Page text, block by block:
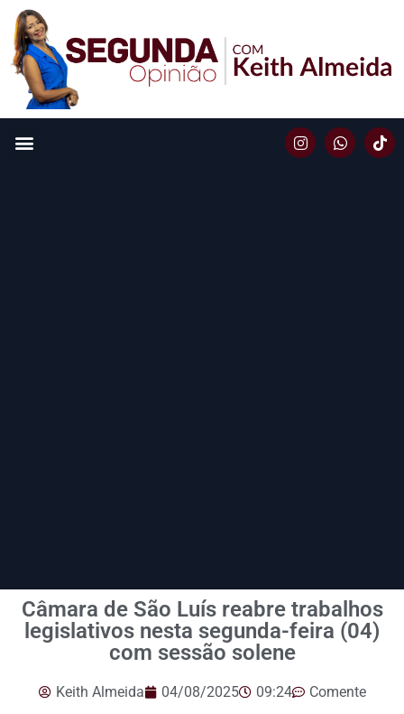
Câmara de São Luís reabre trabalhos
legislativos nesta segunda-feira (04)
com sessão solene
Keith Almeida 04/08/2025 09:24 Comente